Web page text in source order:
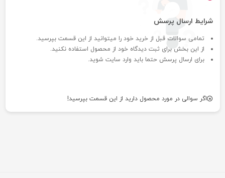
شرایط ارسال پرسش
تمامی سوالات قبل از خرید خود را میتوانید از این قسمت بپرسید.
از این بخش برای ثبت دیدگاه خود از محصول استفاده نکنید.
برای ارسال پرسش حتما باید وارد سایت شوید.
اگر سوالی در مورد محصول دارید از این قسمت بپرسید!